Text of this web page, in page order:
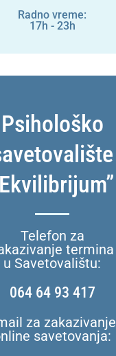
Radno vreme:
17h - 23h
Psihološko
Telefon za
termina
u Savetovalištu:
064 64 93 417
za zakazivanje
savetovanja: